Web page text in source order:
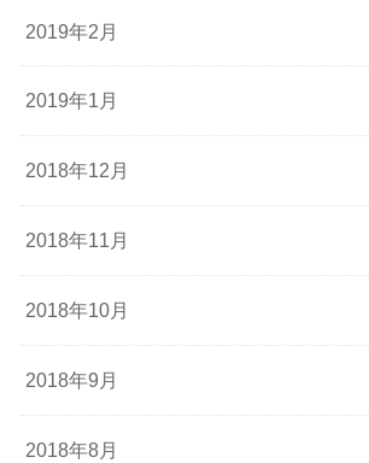
2019年2月
2019年1月
2018年12月
2018年11月
2018年10月
2018年9月
2018年8月